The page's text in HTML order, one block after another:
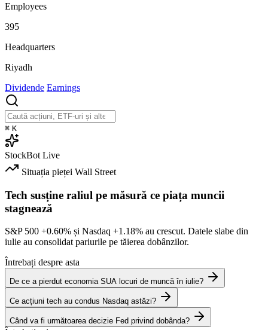
Employees
395
Headquarters
Riyadh
Dividende Earnings
⌘ K
StockBot Live
Situația pieței Wall Street
Tech susține raliul pe măsură ce piața muncii
stagnează
S&P 500 +0.60% și Nasdaq +1.18% au crescut. Datele slabe din
iulie au consolidat pariurile pe tăierea dobânzilor.
Întrebați despre asta
De ce a pierdut economia SUA locuri de muncă în iulie?
Ce acțiuni tech au condus Nasdaq astăzi?
Când va fi următoarea decizie Fed privind dobânda?